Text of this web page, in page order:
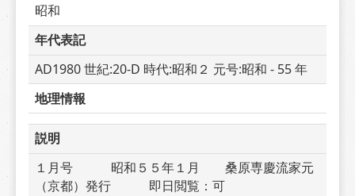
昭和
年代表記
AD1980 世紀:20-D 時代:昭和２ 元号:昭和 - 55 年
地理情報
説明
１月号　　　昭和５５年１月　　桑原専慶流家元
（京都）発行　　　即日閲覧：可